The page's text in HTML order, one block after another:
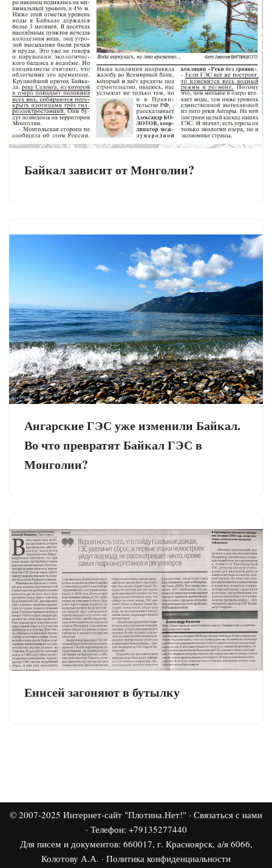
Байкал зависит от Монголии?
Ангарские ГЭС уже изменили Байкал.
Во что превратят Байкал ГЭС в
Монголии?
Енисей загоняют в бутылку
© 2007-2025 Интернет-сайт "Плотина.Нет!" · Связаться с нами
· Телефон: +79135277440
Для писем и документов: 660017, г. Красноярск, а/я 6066,
Колотову А.А. · Политика конфиденциальности